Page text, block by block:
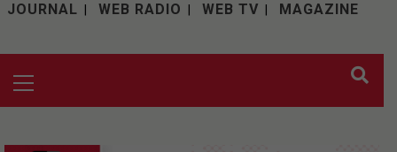
JOURNAL WEB RADIO WEB TV MAGAZINE